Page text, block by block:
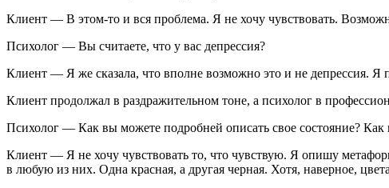
Клиент — В этом-то и вся проблема. Я не хочу чувствовать.
Психолог — Вы считаете, что у вас депрессия?
Клиент — Я же сказала, что вполне возможно это и не депрессия. Я
Клиент продолжал в раздражительном тоне, а психолог в
Психолог — Как вы можете подробней описать свое состояние? Как
Клиент — Я не хочу чувствовать то, что чувствую. Я опишу
в любую из них. Одна красная, а другая черная. Хотя, наверное,